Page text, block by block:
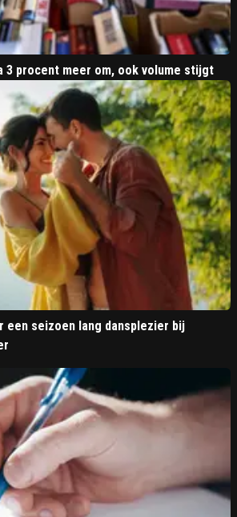
3 procent meer om, ook volume stijgt
een seizoen lang dansplezier bij